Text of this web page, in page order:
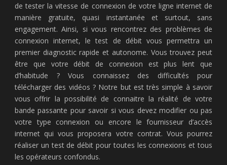
de tester la vitesse de connexion de votre ligne internet de
manière gratuite, quasi instantanée et surtout, sans
engagement. Ainsi, si vous rencontrez des problèmes de
connexion internet, le test de débit vous permettra un
premier diagnostic rapide et autonome. Vous trouvez peut
être que votre débit de connexion est plus lent que
d’habitude ? Vous connaissez des difficultés pour
télécharger des vidéos ? Notre but est très simple à savoir
vous offrir la possibilité de connaitre la réalité de votre
bande passante pour savoir si vous devez modifier ou pas
votre type connexion ou encore le fournisseur d’accès
internet qui vous proposera votre contrat. Vous pourrez
réaliser un test de débit pour toutes les connexions et tous
les opérateurs confondus.